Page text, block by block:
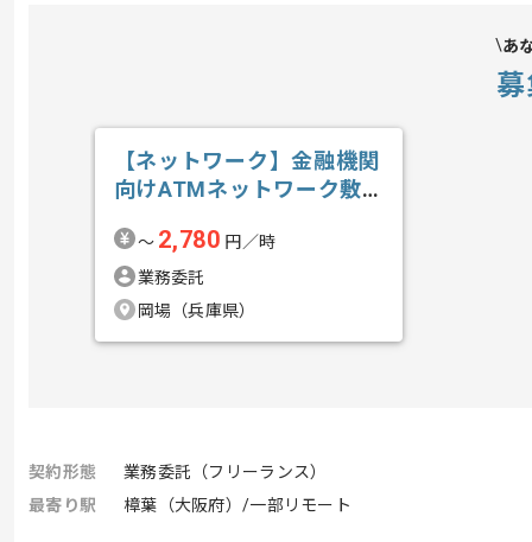
あ
【ネットワーク】金融機関
向けATMネットワーク敷
〜 2,780 円／時
業務委託
岡場（兵庫県）
契約形態
業務委託（フリーランス）
最寄り駅
樟葉（大阪府）/一部リモート